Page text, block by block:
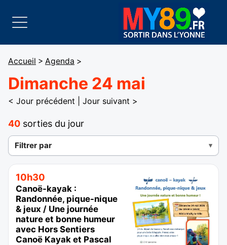
Accueil > Agenda >
Dimanche 24 mai
< Jour précédent Jour suivant >
40 sorties du jour
Filtrer par
10h30
Canoë-kayak :
Randonnée, pique-nique
& jeux / Une journée
nature et bonne humeur
avec Hors Sentiers
Canoë Kayak et Pascal